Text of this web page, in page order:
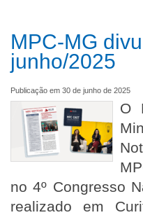
MPC-MG
junho/2025
Publicação em 30 de junho de 2025
O
no 4º Congresso
realizado em